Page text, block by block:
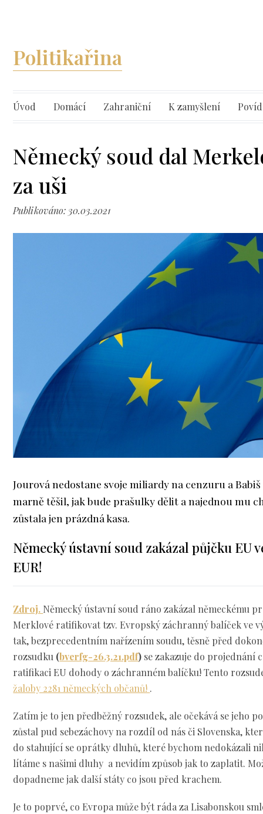
Politikařina
Úvod Domácí Zahraniční K zamyšlení
Německý soud dal
za uši
Publikováno: 30.03.2021
Jourová nedostane svoje miliardy na cenzuru a Babiš
marně těšil, jak bude prašulky dělit a najednou mu
zůstala jen prázdná kasa.
Německý ústavní soud zakázal půjčku EU
EUR!
Zdroj. Německý ústavní soud ráno zakázal německému
Merklové ratifikovat tzv. Evropský záchranný balíček ve
tak, bezprecedentním nařízením soudu, těsně před
rozsudku (bverfg-26.3.21.pdf) se zakazuje do projednání
ratifikaci EU dohody o záchranném balíčku! Tento
žaloby 2281 německých občanů! .
Zatím je to jen předběžný rozsudek, ale očekává se jeho
zůstal pud sebezáchovy na rozdíl od nás či Slovenska,
do stahující se oprátky dluhů, které bychom nedokázali
lítáme s našimi dluhy a nevidím způsob jak to zaplatit.
dopadneme jak další státy co jsou před krachem.
Je to poprvé, co Evropa může být ráda za Lisabonskou